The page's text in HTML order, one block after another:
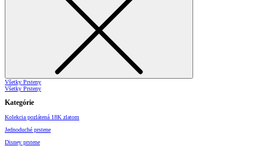
Všetky Prsteny
Všetky Prsteny
Kategórie
Kolekcia pozlátená 18K zlatom
Jednoduché prstene
Disney prstene